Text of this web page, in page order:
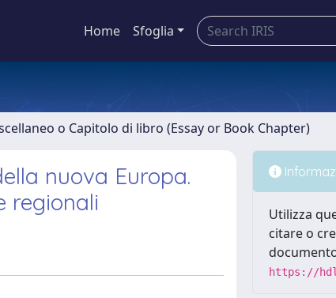
Home Sfoglia
o Capitolo di libro (Essay or Book Chapter)
nuova Europa.
regionali
Utilizza
citare o
https://